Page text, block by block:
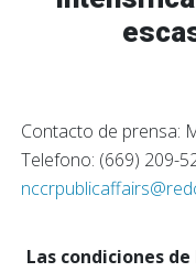
Contacto de prensa:
Telefono: (669) 209-
Las condiciones